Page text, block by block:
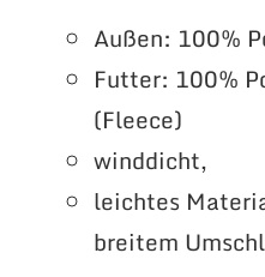
Außen: 100%
Futter: 100%
(Fleece)
winddicht,
leichtes
breitem